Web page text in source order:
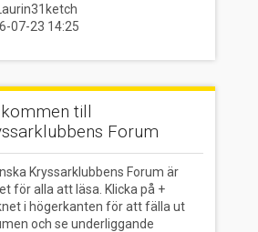
07-23 14:25
till
Forum
Kryssarklubbens Forum är
för alla att läsa. Klicka på +
i högerkanten för att fälla ut
och se underliggande